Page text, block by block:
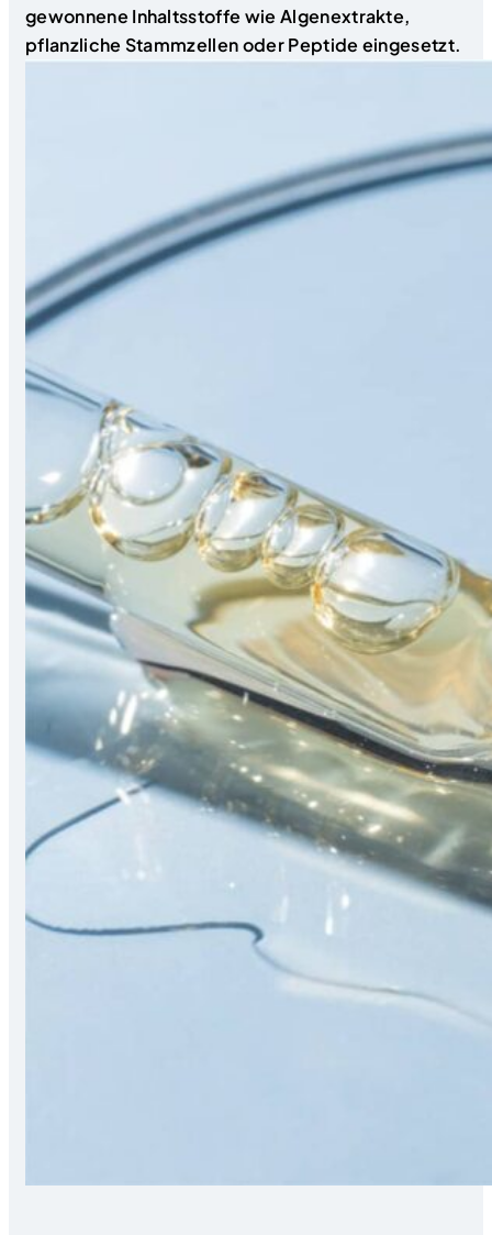
gewonnene Inhaltsstoffe wie Algenextrakte,
pflanzliche Stammzellen oder Peptide eingesetzt.